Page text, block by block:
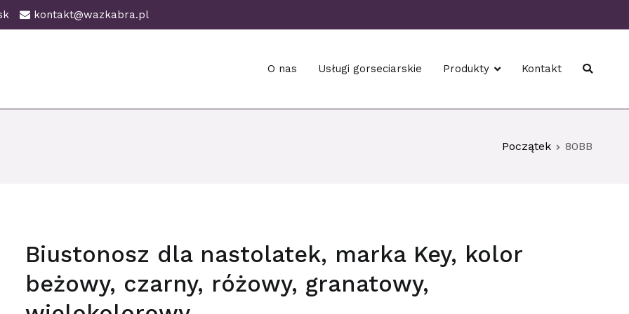
kontakt@wazkabra.pl
O nas Usługi gorseciarskie Produkty Kontakt
Początek 80BB
Biustonosz dla nastolatek, marka Key, kolor
beżowy, czarny, różowy, granatowy,